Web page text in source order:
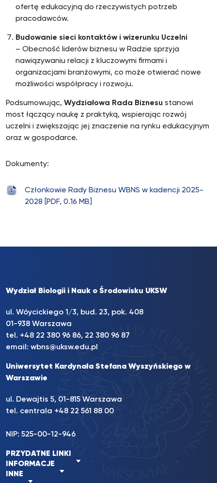
ofertę edukacyjną do rzeczywistych potrzeb
pracodawców.
Budowanie sieci kontaktów i wizerunku Uczelni
– Obecność liderów biznesu w Radzie sprzyja
nawiązywaniu relacji z kluczowymi firmami i
organizacjami branżowymi, co może otwierać nowe
możliwości współpracy i rozwoju.
Podsumowując, Wydziałowa Rada Biznesu stanowi
most łączący naukę z praktyką, wspierając rozwój
uczelni i zwiększając jej znaczenie na rynku edukacyjnym
oraz w gospodarce.
Dokumenty:
Członkowie Rady Biznesu WBNS w kadencji 2025-
2028 [PDF, 0.16 MB]
Wydział Biologii i Nauk o Środowisku UKSW
ul. Wóycickiego 1/3, bud. 23, pok. 408
01-938 Warszawa
tel. +48 22 380 96 86, 22 380 96 87
email: wbns@uksw.edu.pl
Uniwersytet Kardynała Stefana Wyszyńskiego w
Warszawie
ul. Dewajtis 5, 01-815 Warszawa
tel. centrala +48 22 561 88 00
NIP: 525-00-12-946
PRZYDATNE LINKI
INFORMACJE
INNE